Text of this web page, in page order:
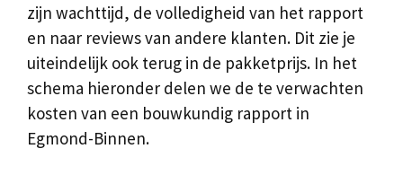
zijn wachttijd, de volledigheid van het rapport
en naar reviews van andere klanten. Dit zie je
uiteindelijk ook terug in de pakketprijs. In het
schema hieronder delen we de te verwachten
kosten van een bouwkundig rapport in
Egmond-Binnen.